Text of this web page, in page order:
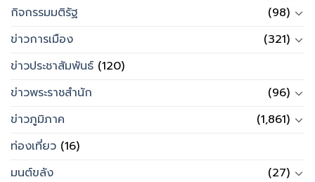
กิจกรรมมติรัฐ
(98)
ข่าวการเมือง
(321)
ข่าวประชาสัมพันธ์ (120)
ข่าวพระราชสำนัก
(96)
ข่าวภูมิภาค
(1,861)
ท่องเที่ยว (16)
มนต์ขลัง
(27)